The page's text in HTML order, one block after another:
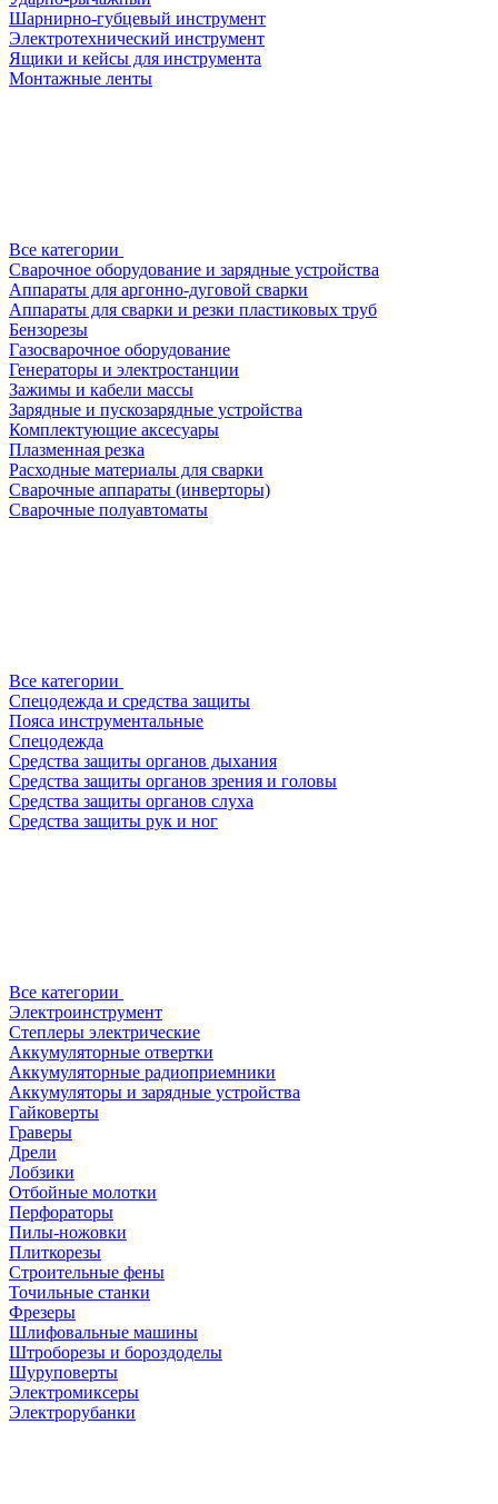
Шарнирно-губцевый инструмент
Электротехнический инструмент
Ящики и кейсы для инструмента
Монтажные ленты
Все категории
Сварочное оборудование и зарядные устройства
Аппараты для аргонно-дуговой сварки
Аппараты для сварки и резки пластиковых труб
Бензорезы
Газосварочное оборудование
Генераторы и электростанции
Зажимы и кабели массы
Зарядные и пускозарядные устройства
Комплектующие аксесуары
Плазменная резка
Расходные материалы для сварки
Сварочные аппараты (инверторы)
Сварочные полуавтоматы
Все категории
Спецодежда и средства защиты
Пояса инструментальные
Спецодежда
Средства защиты органов дыхания
Средства защиты органов зрения и головы
Средства защиты органов слуха
Средства защиты рук и ног
Все категории
Электроинструмент
Степлеры электрические
Аккумуляторные отвертки
Аккумуляторные радиоприемники
Аккумуляторы и зарядные устройства
Гайковерты
Граверы
Дрели
Лобзики
Отбойные молотки
Перфораторы
Пилы-ножовки
Плиткорезы
Строительные фены
Точильные станки
Фрезеры
Шлифовальные машины
Штроборезы и бороздоделы
Шуруповерты
Электромиксеры
Электрорубанки